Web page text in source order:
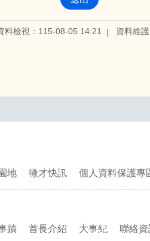
料檢視：115-08-05 14:21
資料維
地 徵才快訊 個人資料保護專
蹟 首長介紹 大事紀 聯絡資